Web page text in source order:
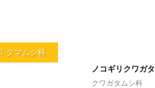
タマムシ科
ノコギリクワガタ
クワガタムシ科